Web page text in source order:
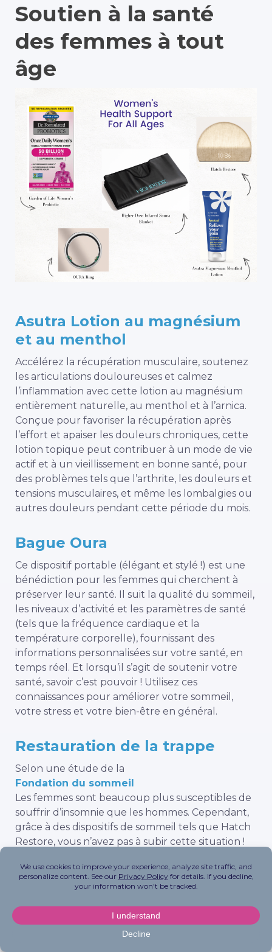
Soutien à la santé
des femmes à tout
âge
Asutra Lotion au magnésium
et au menthol
Accélérez la récupération musculaire, soutenez
les articulations douloureuses et calmez
l’inflammation avec cette lotion au magnésium
entièrement naturelle, au menthol et à l’arnica.
Conçue pour favoriser la récupération après
l’effort et apaiser les douleurs chroniques, cette
lotion topique peut contribuer à un mode de vie
actif et à un vieillissement en bonne santé, pour
des problèmes tels que l’arthrite, les douleurs et
tensions musculaires, et même les lombalgies ou
autres douleurs pendant cette période du mois.
Bague Oura
Ce dispositif portable (élégant et stylé !) est une
bénédiction pour les femmes qui cherchent à
préserver leur santé. Il suit la qualité du sommeil,
les niveaux d’activité et les paramètres de santé
(tels que la fréquence cardiaque et la
température corporelle), fournissant des
informations personnalisées sur votre santé, en
temps réel. Et lorsqu’il s’agit de soutenir votre
santé, savoir c’est pouvoir ! Utilisez ces
connaissances pour améliorer votre sommeil,
votre stress et votre bien-être en général.
Restauration de la trappe
Selon une étude de la
Fondation du sommeil
Les femmes sont beaucoup plus susceptibles de
souffrir d’insomnie que les hommes. Cependant,
grâce à des dispositifs de sommeil tels que Hatch
Restore, vous n’avez pas à subir cette situation !
lever de soleil pour réinitialiser votre rythme
circadien et d’une alarme apaisante pour vous
Couverture de sauna